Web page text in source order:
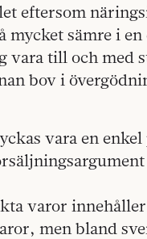
eftersom
mycket sämre i
vara till och med
bov i
vara en
varor
men bland